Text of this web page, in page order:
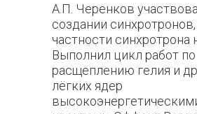
А.П. Черенков
создании
частности синхротрона
Выполнил цикл работ по
расщеплению гелия и
лёгких ядер